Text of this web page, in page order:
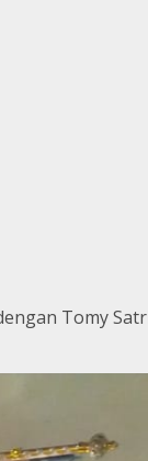
Tomy